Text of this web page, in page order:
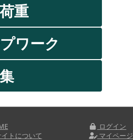
重
ワーク
トについて
ログイン
マイページ